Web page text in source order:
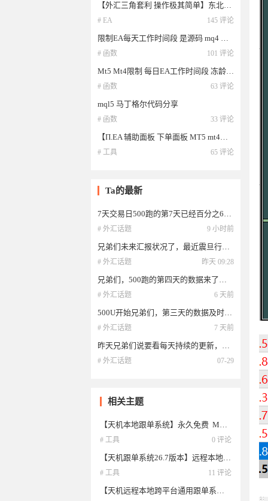
【外汇三角套利 操作极其简单】东北路爆仓了 我写个一单一结的三角套利 操作极其简单
# EA 145 评论
限制EA每天工作时间段 是源码 mq4 mq5 可以通用
# 函数 101 评论
Mt5 Mt4限制 每日EA工作时间段 冻龄男孩
# 函数 63 评论
mql5 马丁格尔代码分享
# 函数 33 评论
【Π.EA 辅助面板 下单面板 MT5 mt4】Π.EA 辅助面板 追踪止损 等间距下挂单 一键套利 一键清仓 MT5 mt4
# 工具 65 评论
Ta的最新
7天交易日500跑的第7天已经百分之60了，基本每天和兄弟们汇报下。
# 外汇话题 9 小时前
兄弟们未来汇报状况了，最近震旦行情，我也在震旦第7天了。
# 外汇话题 昨天 09:28
兄弟们，500跑的第四天的数据来了，可观摩可试用
# 外汇话题 6 天前
500U开始兄弟们，第三天的数据及时和大家同步哈，有想要试用的来找我哈，小资金就可以。
# 外汇话题 7 天前
昨天兄弟们说要看每天持续的更新，今天的数据来了第二天。也有早的观摩看正文。
# 外汇话题 07-29
相关主题
【天机本地跟单系统】永久免费 MT4 跟MT5 分批平仓 正反向跟单 浮亏跟单，倍数，固定，多空都支持
# 工具 0 评论
【天机跟单系统26.7版本】远程本地跨平台通用
# 工具 11 评论
【天机远程本地跨平台通用跟单系统】支持 跨平台 远程 本地 mt4mt5 多账户同步管理 分批平仓